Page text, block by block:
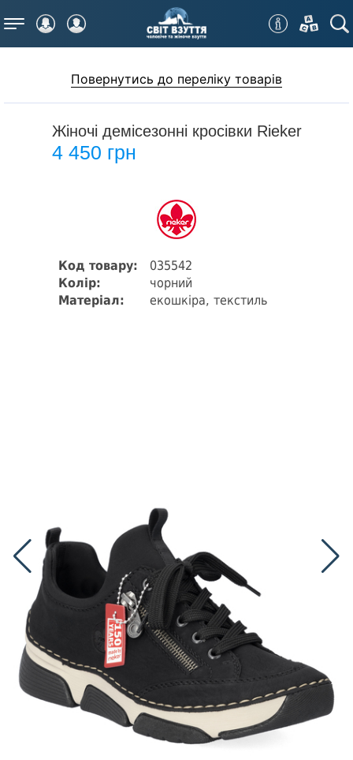
Меню
Повернутись до переліку товарів
Жіночі демісезонні кросівки Rieker
4 450 грн
Код товару:
035542
Колір:
чорний
Матеріал:
екошкіра, текстиль